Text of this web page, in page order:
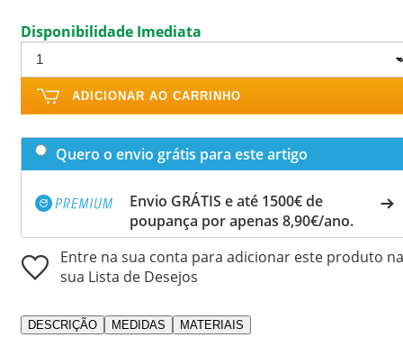
Disponibilidade Imediata
ADICIONAR AO CARRINHO
Quero o envio grátis para este artigo
Envio GRÁTIS e até 1500€ de
poupança por apenas 8,90€/ano.
Entre na sua conta para adicionar este produto na
sua Lista de Desejos
DESCRIÇÃO MEDIDAS MATERIAIS